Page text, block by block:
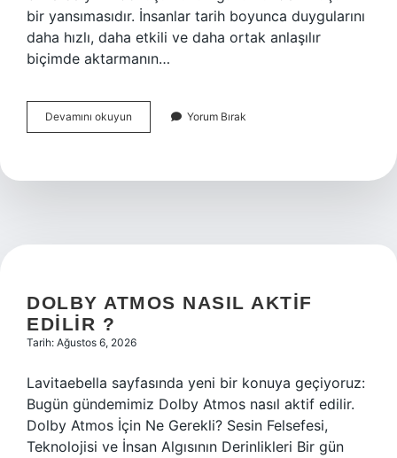
bir yansımasıdır. İnsanlar tarih boyunca duygularını
daha hızlı, daha etkili ve daha ortak anlaşılır
biçimde aktarmanın…
Devamını okuyun
oldum
?
Yorum Bırak
DOLBY ATMOS NASIL AKTIF
EDILIR ?
Tarih: Ağustos 6, 2026
Lavitaebella sayfasında yeni bir konuya geçiyoruz:
Bugün gündemimiz Dolby Atmos nasıl aktif edilir.
Dolby Atmos İçin Ne Gerekli? Sesin Felsefesi,
Teknolojisi ve İnsan Algısının Derinlikleri Bir gün